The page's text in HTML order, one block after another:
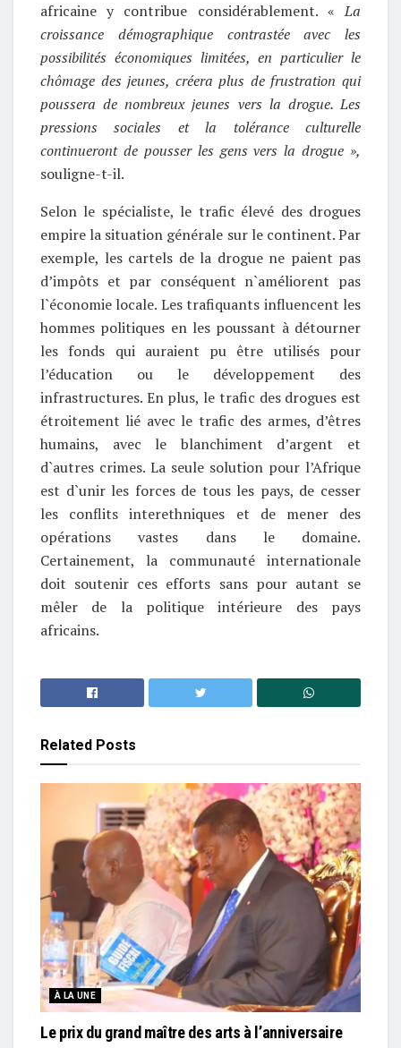
africaine y contribue considérablement. «La
croissance démographique contrastée avec les
possibilités économiques limitées, en particulier le
chômage des jeunes, créera plus de frustration qui
poussera de nombreux jeunes vers la drogue. Les
pressions sociales et la tolérance culturelle
continueront de pousser les gens vers la drogue »,
souligne-t-il.
Selon le spécialiste, le trafic élevé des drogues
empire la situation générale sur le continent. Par
exemple, les cartels de la drogue ne paient pas
d’impôts et par conséquent n`améliorent pas
l`économie locale. Les trafiquants influencent les
hommes politiques en les poussant à détourner
les fonds qui auraient pu être utilisés pour
l’éducation ou le développement des
infrastructures. En plus, le trafic des drogues est
étroitement lié avec le trafic des armes, d’êtres
humains, avec le blanchiment d’argent et
d`autres crimes. La seule solution pour l’Afrique
est d`unir les forces de tous les pays, de cesser
les conflits interethniques et de mener des
opérations vastes dans le domaine.
Certainement, la communauté internationale
doit soutenir ces efforts sans pour autant se
mêler de la politique intérieure des pays
africains.
Related Posts
À LA UNE
Le prix du grand maître des arts à l’anniversaire